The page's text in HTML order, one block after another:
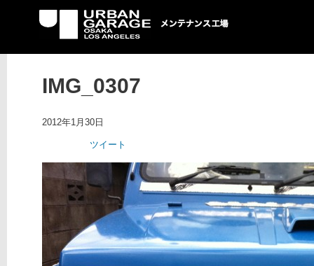
UG メンテナンス工場
IMG_0307
2012年1月30日
ツイート